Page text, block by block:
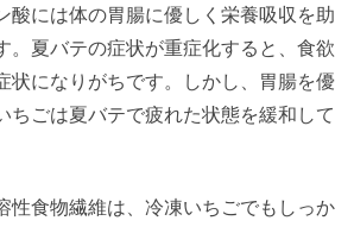
酸には体の胃腸に優しく栄養吸収を助
。夏バテの症状が重症化すると、食欲
状になりがちです。しかし、胃腸を優
ちごは夏バテで疲れた状態を緩和して
性食物繊維は、冷凍いちごでもしっか